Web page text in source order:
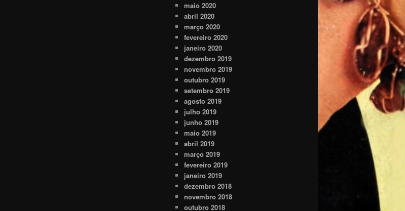
maio 2020
abril 2020
março 2020
fevereiro 2020
janeiro 2020
dezembro 2019
novembro 2019
outubro 2019
setembro 2019
agosto 2019
julho 2019
junho 2019
maio 2019
abril 2019
março 2019
fevereiro 2019
janeiro 2019
dezembro 2018
novembro 2018
outubro 2018